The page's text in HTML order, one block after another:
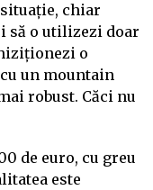
chiar
să o utilizezi doar
o
un mountain
robust. Căci nu
de euro, cu greu
este